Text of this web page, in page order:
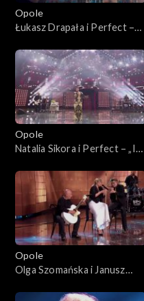
Opole
Łukasz Drapała i Perfect –
Koncert „Autobiografia.
Jubileusz Bogdana Olewicza”
Opole
Natalia Sikora i Perfect – „Idź
„Autobiografia. Jubileusz
Bogdana Olewicza”
Opole
Olga Szomańska i Janusz